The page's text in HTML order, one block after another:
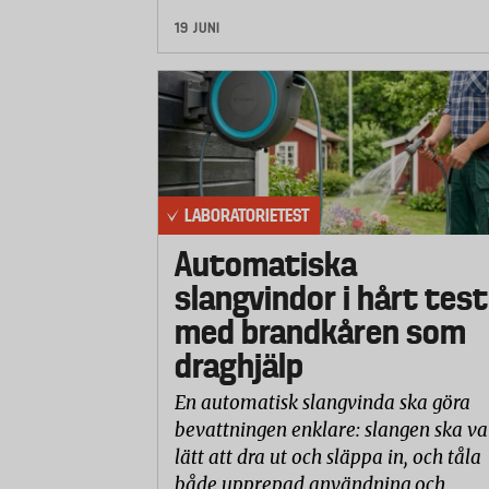
19 JUNI
LABORATORIETEST
Automatiska
slangvindor i hårt test
med brandkåren som
draghjälp
En automatisk slangvinda ska göra
bevattningen enklare: slangen ska
lätt att dra ut och släppa in, och tåla